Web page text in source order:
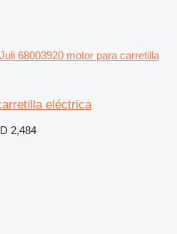
Juli 68003920 motor para carretilla
eléctrica
2,484